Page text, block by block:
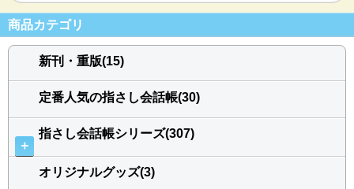
商品カテゴリ
新刊・重版(15)
定番人気の指さし会話帳(30)
＋
指さし会話帳シリーズ(307)
オリジナルグッズ(3)